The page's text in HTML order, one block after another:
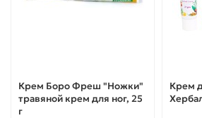
Крем Боро Фреш "Ножки"
травяной крем для ног, 25
г
Крем